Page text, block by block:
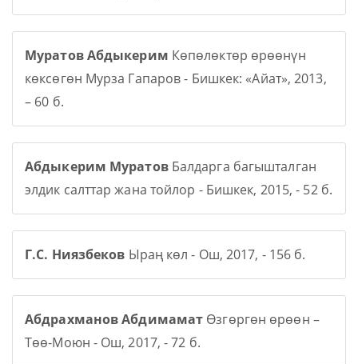
Муратов Абдыкерим Көпөлөктөр өрөөнүн
көксөгөн Мурза Гапаров - Бишкек: «Айат», 2013,
– 60 б.
Абдыкерим МуратовБалдарга багышталган
элдик салттар жана тойлор - Бишкек, 2015, - 52 б.
Г.С. Ниязбеков Ыраң көл - Ош, 2017, - 156 б.
Абдрахманов Абдимамат Өзгөргөн өрөөн –
Төө-Моюн - Ош, 2017, - 72 б.